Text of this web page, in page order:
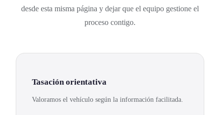
desde esta misma página y dejar que el equipo gestione el
proceso contigo.
Tasación orientativa
Valoramos el vehículo según la información facilitada.